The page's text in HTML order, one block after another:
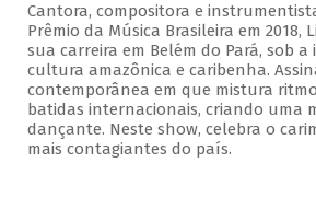
Cantora, compositora e
Prêmio da Música Brasileira em 2018,
sua carreira em Belém do Pará, sob
cultura amazônica e caribenha.
contemporânea em que mistura
batidas internacionais, criando uma
dançante. Neste show, celebra o
mais contagiantes do país.